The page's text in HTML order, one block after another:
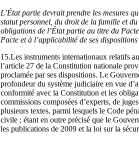
L’État partie devrait prendre les mesures
statut personnel, du droit de la famille et
obligations de l’État partie au titre du
Pacte et à l’applicabilité de ses
15.Les instruments internationaux relatifs
l’article 27 de la Constitution nationale
proclamée par ses dispositions. Le
profondeur du système judiciaire en vue
conformité avec la Constitution et les
commissions composées d’experts, de
plusieurs textes, parmi lesquels le Code
civile ; étant en outre précisé que le
les publications de 2009 et la loi sur la